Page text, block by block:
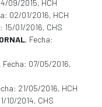
09/2015, HCH
02/01/2016, HCH
15/01/2016, CHS
, Fecha:
, Fecha: 07/05/2016,
21/05/2016, HCH
10/2014, CHS